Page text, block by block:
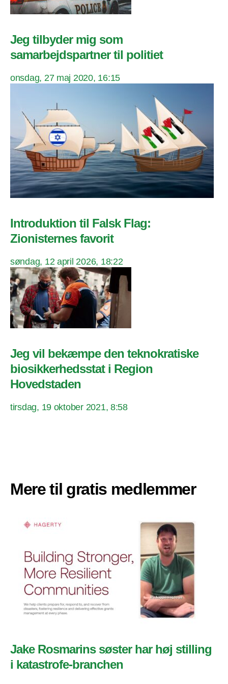
Jeg tilbyder mig som
samarbejdspartner til politiet
onsdag, 27 maj 2020, 16:15
Introduktion til Falsk Flag:
Zionisternes favorit
søndag, 12 april 2026, 18:22
Jeg vil bekæmpe den teknokratiske
biosikkerhedsstat i Region
Hovedstaden
tirsdag, 19 oktober 2021, 8:58
Mere til gratis medlemmer
Jake Rosmarins søster har høj stilling
i katastrofe-branchen